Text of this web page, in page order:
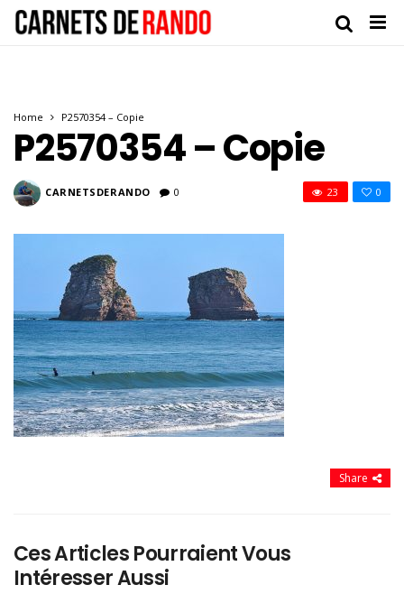
Home P2570354 – Copie
P2570354 – Copie
CARNETSDERANDO 0 0
23
Share
Ces Articles Pourraient Vous
Intéresser Aussi